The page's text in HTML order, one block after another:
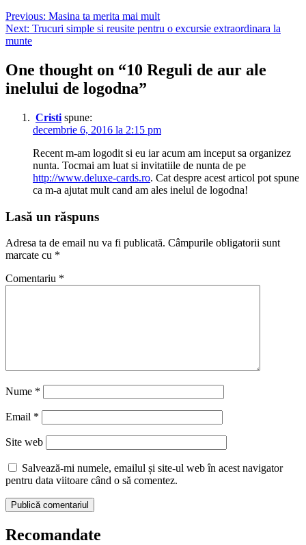
Navigare
în
Previous: Masina ta merita mai mult
Next: Trucuri simple si reusite pentru o excursie extraordinara la
munte
One thought on “10 Reguli de aur ale
inelului de logodna”
Cristi spune:
decembrie 6, 2016 la 2:15 pm
Recent m-am logodit si eu iar acum am inceput sa organizez
nunta. Tocmai am luat si invitatiile de nunta de pe
http://www.deluxe-cards.ro. Cat despre acest articol pot spune
ca m-a ajutat mult cand am ales inelul de logodna!
Lasă un răspuns
Adresa ta de email nu va fi publicată. Câmpurile obligatorii sunt
marcate cu *
Comentariu *
Nume *
Email *
Site web
Salvează-mi numele, emailul și site-ul web în acest navigator
pentru data viitoare când o să comentez.
Recomandate